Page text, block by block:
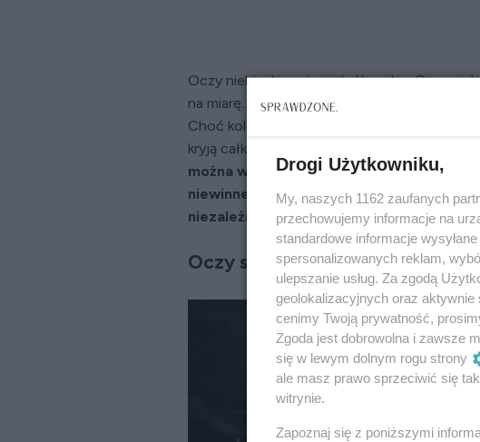
Oczy niebieskie – życie królewskie. Oczy
na miarę... Ile prawdy znajduje się w tych
Choć kolory tęczówek są anatomiczną
kryją całkiem sporo wiedzy o nas samych i
można wyczytać, patrząc komuś
niewinne zgadywanie i zabawa, ale
niezależnych badaniach naukowych.
Oczy szare a osobowość
Drogi Użytkowniku,
My, naszych 1162 zaufanych
przechowujemy informacje na
standardowe informacje
spersonalizowanych reklam,
ulepszanie usług. Za zgodą
geolokalizacyjnych oraz
cenimy Twoją prywatność,
Zgoda jest dobrowolna i zawsze
się w lewym dolnym rogu strony
ale masz prawo sprzeciwić się
witrynie.
Zapoznaj się z poniższymi